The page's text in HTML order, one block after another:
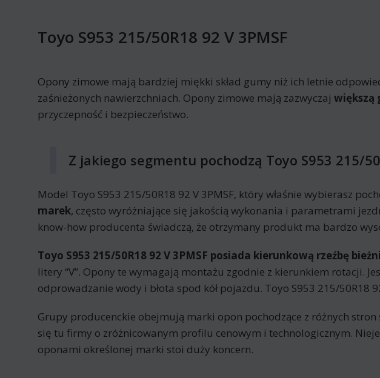
Toyo S953 215/50R18 92 V 3PMSF
Opony zimowe mają bardziej miękki skład gumy niż ich letnie
zaśnieżonych nawierzchniach. Opony zimowe mają zazwyczaj większą
przyczepność i bezpieczeństwo.
Z jakiego segmentu pochodzą Toyo S953 215/
Model Toyo S953 215/50R18 92 V 3PMSF, który właśnie wybierasz
marek, często wyróżniające się jakością wykonania i parametrami
know-how producenta świadczą, że otrzymany produkt ma bardzo
Toyo S953 215/50R18 92 V 3PMSF posiada kierunkową rzeźbę
litery “V”. Opony te wymagają montażu zgodnie z kierunkiem rotacji.
odprowadzanie wody i błota spod kół pojazdu. Toyo S953 215/50R18
Grupy producenckie obejmują marki opon pochodzące z różnych
się tu firmy o zróżnicowanym profilu cenowym i technologicznym.
oponami określonej marki stoi duży koncern.